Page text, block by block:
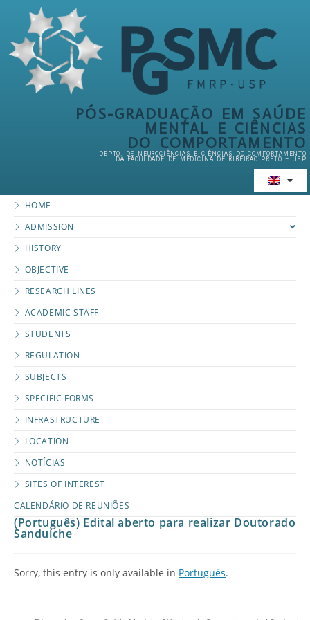
PÓS-GRADUAÇÃO EM SAÚDE
MENTAL E CIÊNCIAS
DO COMPORTAMENTO
DEPTO. DE NEUROCIÊNCIAS E CIÊNCIAS DO COMPORTAMENTO
DA FACULDADE DE MEDICINA DE RIBEIRÃO PRETO – USP
HOME
ADMISSION
HISTORY
OBJECTIVE
RESEARCH LINES
ACADEMIC STAFF
STUDENTS
REGULATION
SUBJECTS
SPECIFIC FORMS
INFRASTRUCTURE
LOCATION
NOTÍCIAS
SITES OF INTEREST
CALENDÁRIO DE REUNIÕES
(Português) Edital aberto para realizar Doutorado
Sanduíche
Sorry, this entry is only available in Português.